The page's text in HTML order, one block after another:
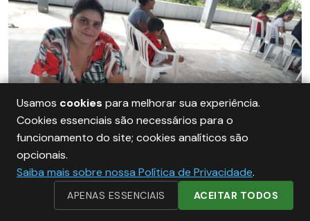
Usamos cookies para melhorar sua experiência.
Cookies essenciais são necessários para o
funcionamento do site; cookies analíticos são
opcionais.
Saiba mais sobre nossa Política de Privacidade.
APENAS ESSENCIAIS ACEITAR TODOS